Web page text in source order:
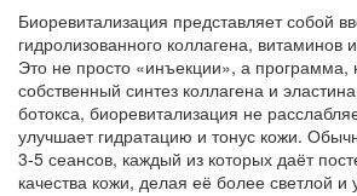
Биоревитализация представляет собой
гидролизованного коллагена, витаминов
Это не просто «инъекции», а программа,
собственный синтез коллагена и
ботокса, биоревитализация не
улучшает гидратацию и тонус кожи.
3‑5 сеансов, каждый из которых даёт
качества кожи, делая её более светлой и